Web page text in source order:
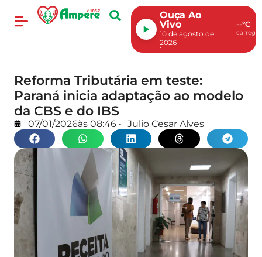
Ouça Ao
Vivo
10 de agosto de
2026
--°C
Reforma Tributária em teste:
Paraná inicia adaptação ao modelo
da CBS e do IBS
07/01/2026às 08:46 • Julio Cesar Alves